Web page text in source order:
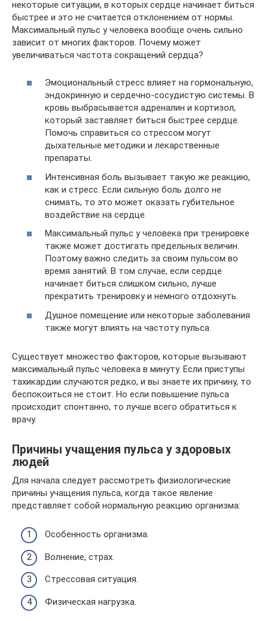
некоторые ситуации, в которых сердце начинает биться
быстрее и это не считается отклонением от нормы.
Максимальный пульс у человека вообще очень сильно
зависит от многих факторов. Почему может
увеличиваться частота сокращений сердца?
Эмоциональный стресс влияет на гормональную,
эндокринную и сердечно-сосудистую системы. В
кровь выбрасывается адреналин и кортизол,
который заставляет биться быстрее сердце.
Помочь справиться со стрессом могут
дыхательные методики и лекарственные
препараты.
Интенсивная боль вызывает такую же реакцию,
как и стресс. Если сильную боль долго не
снимать, то это может оказать губительное
воздействие на сердце.
Максимальный пульс у человека при тренировке
также может достигать предельных величин.
Поэтому важно следить за своим пульсом во
время занятий. В том случае, если сердце
начинает биться слишком сильно, лучше
прекратить тренировку и немного отдохнуть.
Душное помещение или некоторые заболевания
также могут влиять на частоту пульса.
Существует множество факторов, которые вызывают
максимальный пульс человека в минуту. Если приступы
тахикардии случаются редко, и вы знаете их причину, то
беспокоиться не стоит. Но если повышение пульса
происходит спонтанно, то лучше всего обратиться к
врачу.
Причины учащения пульса у здоровых
людей
Для начала следует рассмотреть физиологические
причины учащения пульса, когда такое явление
представляет собой нормальную реакцию организма:
Особенность организма.
Волнение, страх.
Стрессовая ситуация.
Физическая нагрузка.